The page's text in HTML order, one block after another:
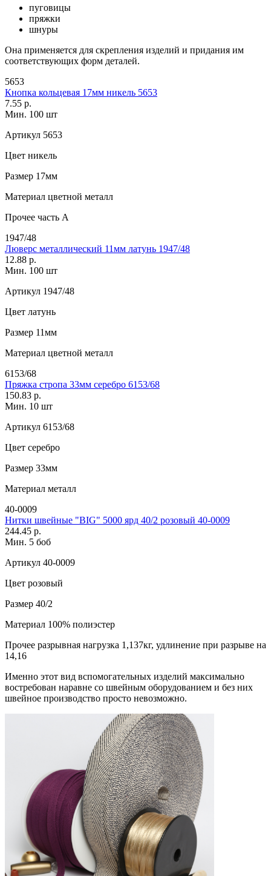
пуговицы
пряжки
шнуры
Она применяется для скрепления изделий и придания им
соответствующих форм деталей.
5653
Кнопка кольцевая 17мм никель 5653
7.55 р.
Мин. 100 шт
Артикул 5653
Цвет никель
Размер 17мм
Материал цветной металл
Прочее часть A
1947/48
Люверс металлический 11мм латунь 1947/48
12.88 р.
Мин. 100 шт
Артикул 1947/48
Цвет латунь
Размер 11мм
Материал цветной металл
6153/68
Пряжка стропа 33мм серебро 6153/68
150.83 р.
Мин. 10 шт
Артикул 6153/68
Цвет серебро
Размер 33мм
Материал металл
40-0009
Нитки швейные "BIG" 5000 ярд 40/2 розовый 40-0009
244.45 р.
Мин. 5 боб
Артикул 40-0009
Цвет розовый
Размер 40/2
Материал 100% полиэстер
Прочее разрывная нагрузка 1,137кг, удлинение при разрыве на
14,16
Именно этот вид вспомогательных изделий максимально
востребован наравне со швейным оборудованием и без них
швейное производство просто невозможно.